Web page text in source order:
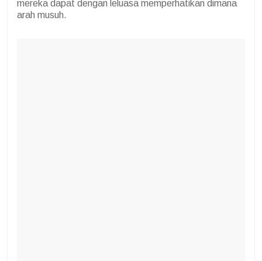
mereka dapat dengan leluasa memperhatikan dimana
arah musuh.